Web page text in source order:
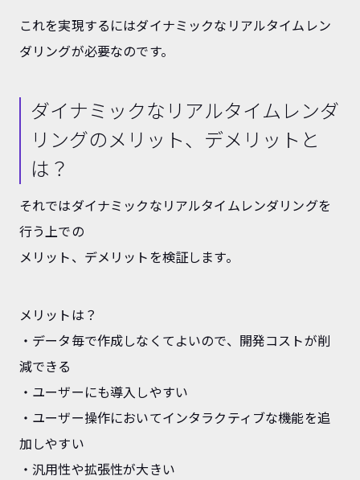
これを実現するにはダイナミックなリアルタイムレン
ダリングが必要なのです。
ダイナミックなリアルタイムレンダ
リングのメリット、デメリットと
は？
それではダイナミックなリアルタイムレンダリングを
行う上での
メリット、デメリットを検証します。
メリットは？
・データ毎で作成しなくてよいので、開発コストが削
減できる
・ユーザーにも導入しやすい
・ユーザー操作においてインタラクティブな機能を追
加しやすい
・汎用性や拡張性が大きい